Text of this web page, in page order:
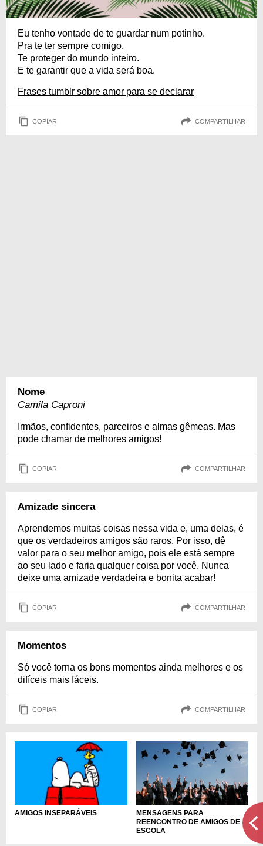
Eu tenho vontade de te guardar num potinho.
Pra te ter sempre comigo.
Te proteger do mundo inteiro.
E te garantir que a vida será boa.
Frases tumblr sobre amor para se declarar
COPIAR COMPARTILHAR
Nome
Camila Caproni
Irmãos, confidentes, parceiros e almas gêmeas. Mas
pode chamar de melhores amigos!
COPIAR COMPARTILHAR
Amizade sincera
Aprendemos muitas coisas nessa vida e, uma delas, é
que os verdadeiros amigos são raros. Por isso, dê
valor para o seu melhor amigo, pois ele está sempre
ao seu lado e faria qualquer coisa por você. Nunca
deixe uma amizade verdadeira e bonita acabar!
COPIAR COMPARTILHAR
Momentos
Só você torna os bons momentos ainda melhores e os
difíceis mais fáceis.
COPIAR COMPARTILHAR
AMIGOS INSEPARÁVEIS
MENSAGENS PARA
REENCONTRO DE AMIGOS DE
ESCOLA